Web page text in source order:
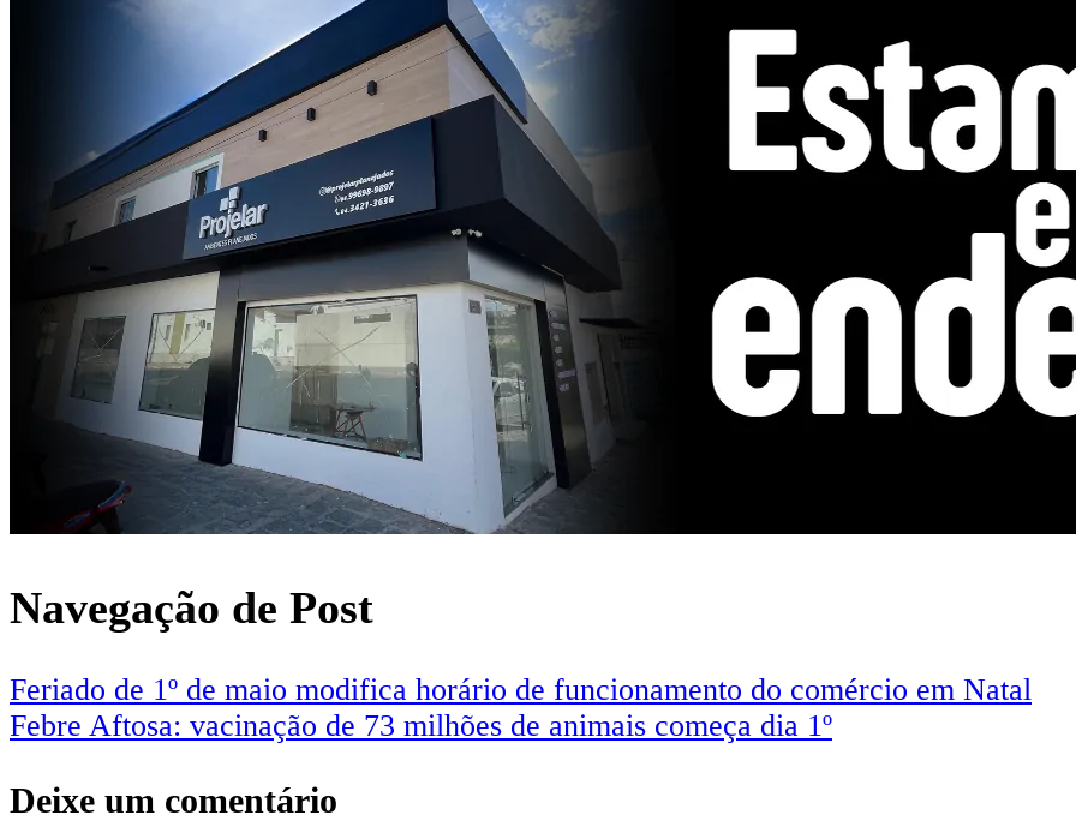
Navegação de Post
Feriado de 1º de maio modifica horário de funcionamento do comércio em Natal
Febre Aftosa: vacinação de 73 milhões de animais começa dia 1º
Deixe um comentário